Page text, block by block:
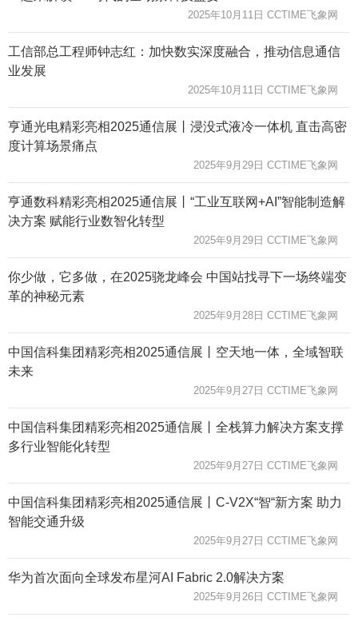
2025年10月11日 CCTIME飞象网
工信部总工程师钟志红：加快数实深度融合，推动信息通信
业发展
2025年10月11日 CCTIME飞象网
亨通光电精彩亮相2025通信展丨浸没式液冷一体机 直击高密
度计算场景痛点
2025年9月29日 CCTIME飞象网
亨通数科精彩亮相2025通信展丨“工业互联网+AI”智能制造解
决方案 赋能行业数智化转型
2025年9月29日 CCTIME飞象网
你少做，它多做，在2025骁龙峰会 中国站找寻下一场终端变
革的神秘元素
2025年9月28日 CCTIME飞象网
中国信科集团精彩亮相2025通信展丨空天地一体，全域智联
未来
2025年9月27日 CCTIME飞象网
中国信科集团精彩亮相2025通信展丨全栈算力解决方案支撑
多行业智能化转型
2025年9月27日 CCTIME飞象网
中国信科集团精彩亮相2025通信展丨C-V2X“智“新方案 助力
智能交通升级
2025年9月27日 CCTIME飞象网
华为首次面向全球发布星河AI Fabric 2.0解决方案
2025年9月26日 CCTIME飞象网